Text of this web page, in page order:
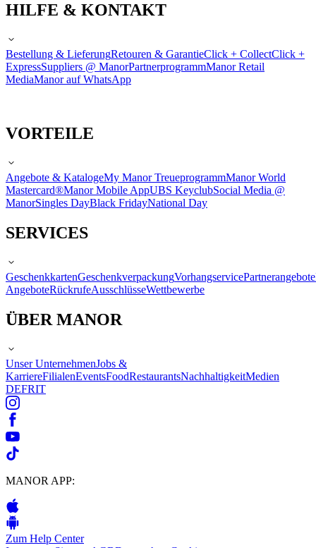
HILFE & KONTAKT
Bestellung & LieferungRetouren & GarantieClick + CollectClick +
ExpressSuppliers @ ManorPartnerprogrammManor Retail
MediaManor auf WhatsApp
VORTEILE
Angebote & KatalogeMy Manor TreueprogrammManor World
Mastercard®Manor Mobile AppUBS KeyclubSocial Media @
ManorSingles DayBlack FridayNational Day
SERVICES
GeschenkkartenGeschenkverpackungVorhangservicePartnerangebote
AngeboteRückrufeAusschlüsseWettbewerbe
ÜBER MANOR
Unser UnternehmenJobs &
KarriereFilialenEventsFoodRestaurantsNachhaltigkeitMedien
DEFRIT
MANOR APP:
Zum Help Center